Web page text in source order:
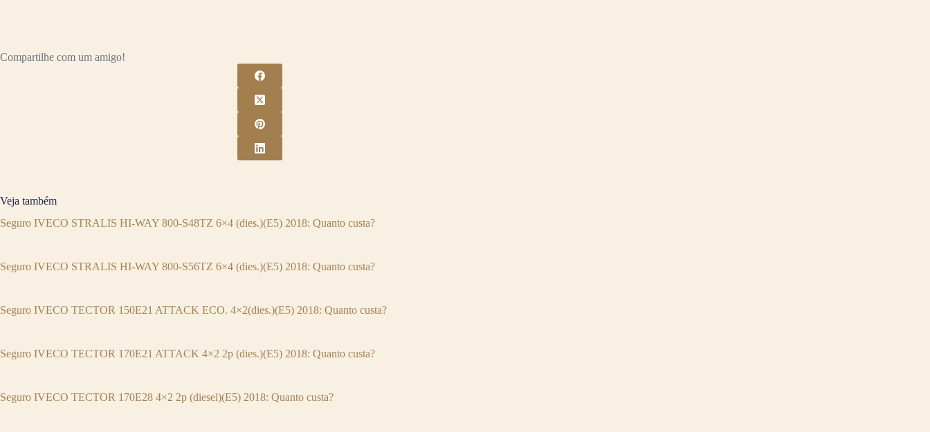
Compartilhe com um amigo!
Veja também
Seguro IVECO STRALIS HI-WAY 800-S48TZ 6×4 (dies.)(E5) 2018: Quanto custa?
Seguro IVECO STRALIS HI-WAY 800-S56TZ 6×4 (dies.)(E5) 2018: Quanto custa?
Seguro IVECO TECTOR 150E21 ATTACK ECO. 4×2(dies.)(E5) 2018: Quanto custa?
Seguro IVECO TECTOR 170E21 ATTACK 4×2 2p (dies.)(E5) 2018: Quanto custa?
Seguro IVECO TECTOR 170E28 4×2 2p (diesel)(E5) 2018: Quanto custa?